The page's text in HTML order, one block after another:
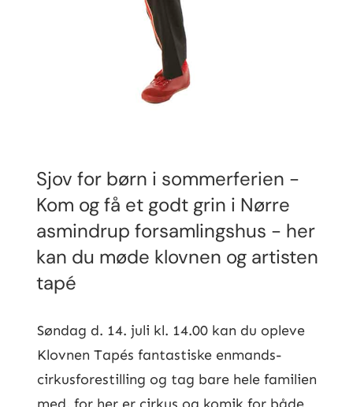
Sjov for børn i sommerferien -
Kom og få et godt grin i Nørre
asmindrup forsamlingshus - her
kan du møde klovnen og artisten
tapé
Søndag d. 14. juli kl. 14.00 kan du opleve
Klovnen Tapés fantastiske enmands-
cirkusforestilling og tag bare hele familien
med, for her er cirkus og komik for både